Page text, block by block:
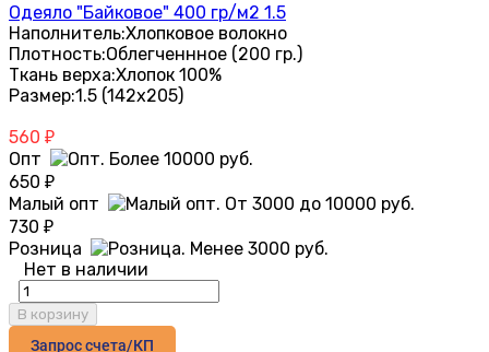
Одеяло "Байковое" 400 гр/м2 1.5
Наполнитель:Хлопковое волокно
Плотность:Облегченнное (200 гр.)
Ткань верха:Хлопок 100%
Размер:1.5 (142х205)
560 ₽
Опт
650 ₽
Малый опт
730 ₽
Розница
Нет в наличии
В корзину
Запрос счета/КП